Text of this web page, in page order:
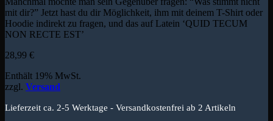
mit dir?” Jetzt hast du dir Möglichkeit, ihm mit deinem T-Shirt oder
Hoodie indirekt zu fragen, und das auf Latein ‘QUID TECUM
NON RECTE EST’
28,99 €
Enthält 19% MwSt.
zzgl. Versand
Lieferzeit ca. 2-5 Werktage - Versandkostenfrei ab 2 Artikeln